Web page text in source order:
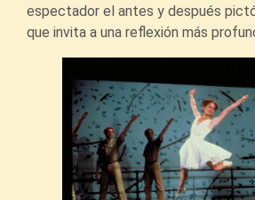
espectador el antes y después
que invita a una reflexión más